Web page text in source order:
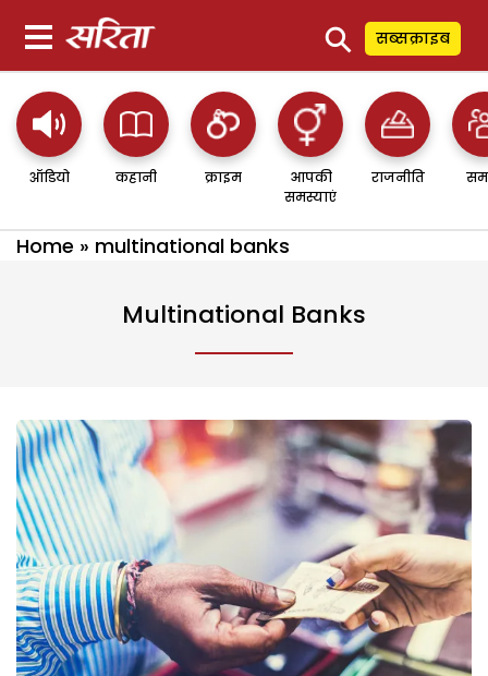
⚲ सब्सक्राइब
ऑडियो कहानी क्राइम
आपकी
समस्याएं
राजनीति
Home » multinational banks
Multinational Banks